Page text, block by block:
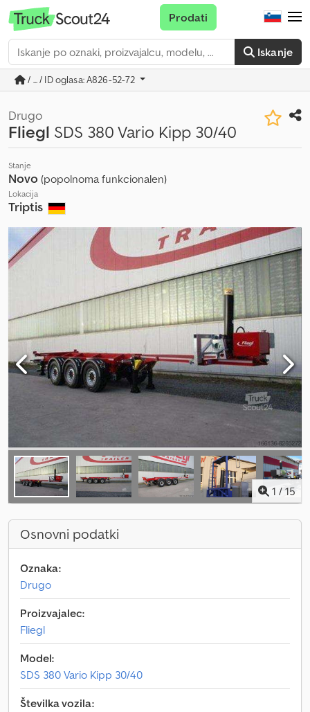
Iskanje
Prodati
/ ... / ID oglasa: A826-52-72
Drugo
Fliegl SDS 380 Vario Kipp 30/40
Stanje
Novo (popolnoma funkcionalen)
Lokacija
Triptis
1 / 15
Osnovni podatki
Oznaka:
Drugo
Proizvajalec:
Fliegl
Model:
SDS 380 Vario Kipp 30/40
Številka vozila: